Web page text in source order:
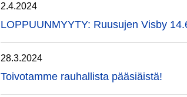
2.4.2024
LOPPUUNMYYTY: Ruusujen Visby
28.3.2024
Toivotamme rauhallista pääsiäistä!